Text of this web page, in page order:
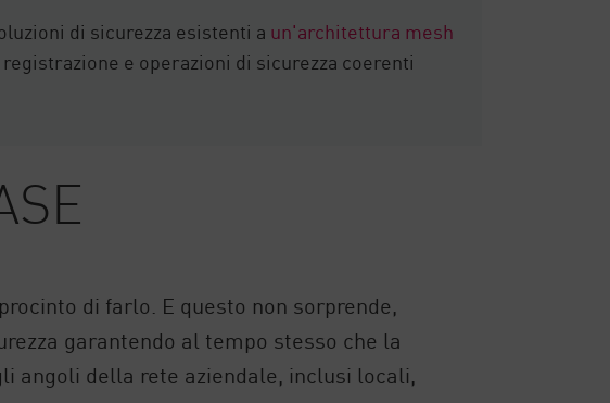
di sicurezza esistenti a un'architettura mesh
e operazioni di sicurezza coerenti
di farlo. E questo non sorprende,
garantendo al tempo stesso che la
angoli della rete aziendale, inclusi locali,